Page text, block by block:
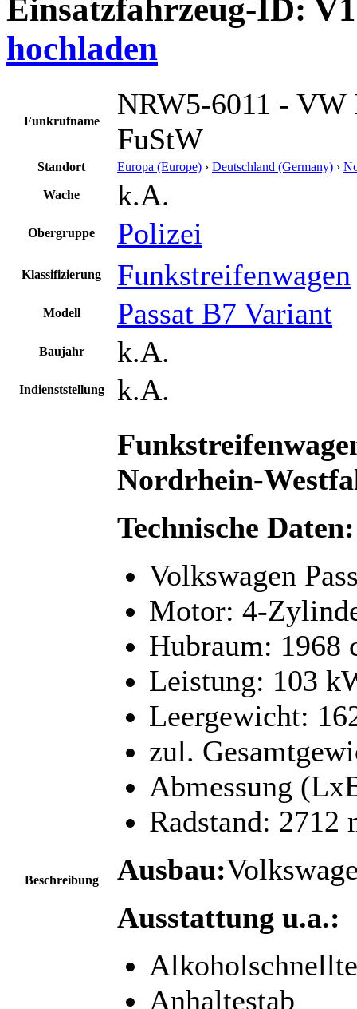
Einsatzfahrzeug-ID:
hochladen
Funkrufname
NRW5-6011 - VW
FuStW
Standort Europa (Europe) › Deutschland (Germany) ›
Wache k.A.
Obergruppe Polizei
Klassifizierung Funkstreifenwagen
Modell Passat B7 Variant
Baujahr k.A.
Indienststellung k.A.
Beschreibung
Nordrhein-
Technische Daten:
Volkswagen
Motor: 4-
Hubraum: 1968
Leistung: 103
Leergewicht:
zul.
Abmessung
Radstand: 2712
Ausbau:
Ausstattung u.a.:
Anhaltestab